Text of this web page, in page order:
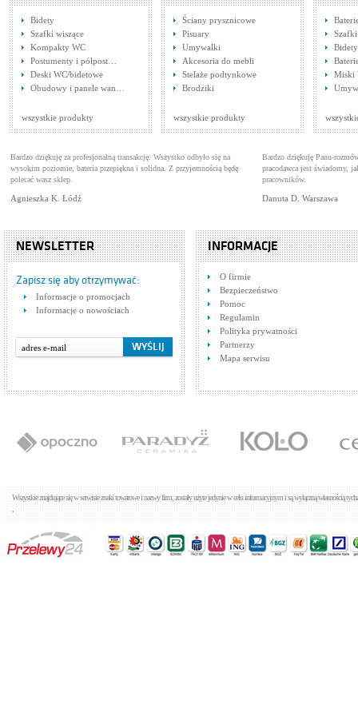
Bateria zlewozmywakowa
Cena: 383,00 zł WIĘCEJ
Bidety
Szafki wiszące
Kompakty WC
Postumenty i półpost…
Deski WC/bidetowe
Obudowy i panele wan…
wszystkie produkty
Ściany prysznicowe
Pisuary
Umywalki
Akcesoria do mebli
Stelaże podtynkowe
Brodziki
wszystkie produkty
Bidety
Miski
Bardzo dziękuję za profesjonalną transakcję. Wszystko odbyło się na
wysokim poziomie, bateria przepiękna i solidna. Z przyjemnością będę
polecać wasz sklep.
Agnieszka K. Łódź
Bardzo dziękuję Panu-
pracodawca jest świadomy,
pracowników.
Danuta D. Warszawa
NEWSLETTER
Zapisz się aby otrzymywać:
Informacje o promocjach
Informacje o nowościach
INFORMACJE
O firmie
Bezpieczeństwo
Pomoc
Regulamin
Polityka prywatności
Partnerzy
Mapa serwisu
Wszystkie znajdujące się w serwisie znaki towarowe i nazwy firm, zostały użyte jedynie w celu informacyjnym i są wyłączną własnością